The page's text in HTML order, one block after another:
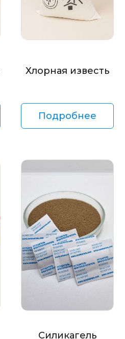
Хлорная известь
Подробнее
Силикагель